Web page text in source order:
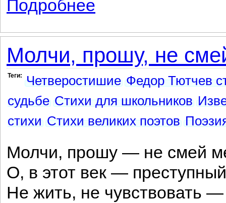
Подробнее
Молчи, прошу, не
Теги: Четверостишие Федор Тютчев
судьбе Стихи для школьников
стихи Стихи великих поэтов
Молчи, прошу — не смей
О, в этот век —
Не жить, не чувствовать